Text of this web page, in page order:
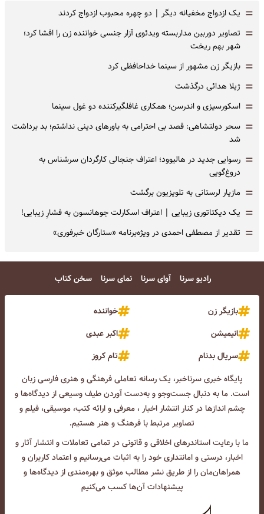
= یک ازدواج مخفیانه دیگر | دو چهره محبوب ازدواج کردند
= تصاویر دوربین مداربسته ویدئوی آزار جنسی خواننده زن را افشا کرد؛
شهر بهم ریخت
= بازیگر زن مشهور از سینما خداحافظی کرد
= ژیلا هدائی درگذشت
= اسکورسیزی و اندرسن؛ همکاری غافلگیرکننده دو غول سینما
= سحر دولتشاهی: قصد بی احترامی به باورهای دینی نداشتم؛ بد برداشت
شد
= رسوایی جدید در هالیوود؛ اعتراف جنجالی کارگردان سرشناس به
دروغ‌گویی
= مازیار لرستانی به تلویزیون برگشت
= یک دیکتاتوری زیبایی | اعتراف اسکارلت جوهانسون به فشارِ زیبایی!
= تقدیر از مصطفی احمدی در ویژه‌برنامه «ستارگان خبرفوری»
رادیو سرنا آوای سرنا نمای سرنا سخن کتاب
بازیگر زن
خواننده
انیمیشن
اکبر عبدی
سریال بدنام
تام کروز
پایگاه خبری سرناخبر، یک رسانه تعاملی فرهنگی و هنری فارسی زبان
است. ما به دنبال جست‌و‌جو و به‌دست آوردن طیف وسیعی از دیدگاه‌ها و
چشم انداز‌ها در کنار انتشار اخبار ، معرفی و ارائه کتب، موسیقی، فیلم و
تصاویر مرتبط با فرهنگ و هنر هستیم.
ما با رعایت استاندرهای اخلاقی و قانونی در تمامی تعاملات و انتشار آثار و
اخبار، درستی و امانتداری خود را به اثبات می‌رسانیم و اعتماد کاربران و
همراهان‌مان را از طریق نشر مطالب موثق و بهره‌مندی از دیدگاه‌ها و
پیشنهادات آن‌ها کسب می‌کنیم